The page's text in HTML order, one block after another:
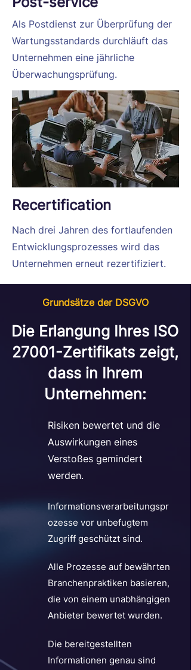
Als Postdienst zur Überprüfung der
Wartungsstandards durchläuft das
Unternehmen eine jährliche
Überwachungsprüfung.
Recertification
Nach drei Jahren des fortlaufenden
Entwicklungsprozesses wird das
Unternehmen erneut rezertifiziert.
Grundsätze der DSGVO
Die Erlangung Ihres ISO
27001-Zertifikats zeigt,
dass in Ihrem
Unternehmen:
Risiken bewertet und die
Auswirkungen eines
Verstoßes gemindert
werden.
Informationsverarbeitungspr
ozesse vor unbefugtem
Zugriff geschützt sind.
Alle Prozesse auf bewährten
Branchenpraktiken basieren,
die von einem unabhängigen
Anbieter bewertet wurden.
Die bereitgestellten
Informationen genau sind